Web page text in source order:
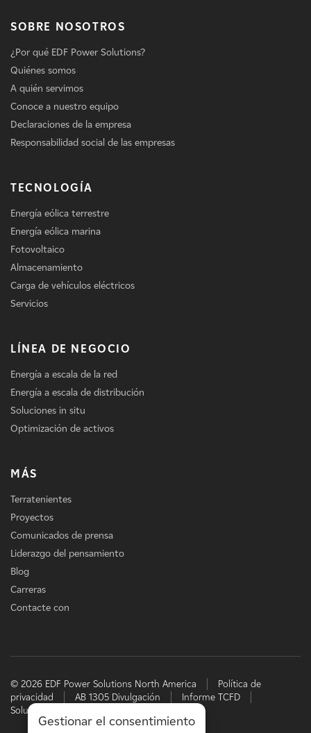
SOBRE NOSOTROS
¿Por qué EDF Power Solutions?
Quiénes somos
A quién servimos
Conoce a nuestro equipo
Declaraciones de la empresa
Responsabilidad social de las empresas
TECNOLOGÍA
Energía eólica terrestre
Energía eólica marina
Fotovoltaico
Almacenamiento
Carga de vehículos eléctricos
Servicios
LÍNEA DE NEGOCIO
Energía a escala de la red
Energía a escala de distribución
Soluciones in situ
Optimización de activos
MÁS
Terratenientes
Proyectos
Comunicados de prensa
Liderazgo del pensamiento
Blog
Carreras
Contacte con
© 2026 EDF Power Solutions North America
Política de
privacidad
AB 1305 Divulgación
Informe TCFD
Soluciones energéticas de EDF
Gestionar el consentimiento